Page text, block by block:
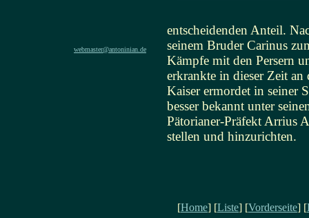
webmaster@antoninian.de
entscheidenden Anteil.
seinem Bruder Carinus
Kämpfe mit den Persern
erkrankte in dieser Zeit
Kaiser ermordet in seiner
besser bekannt unter
Pätorianer-Präfekt Arrius
stellen und hinzurichten.
[Home] [Liste] [Vorderseite] [